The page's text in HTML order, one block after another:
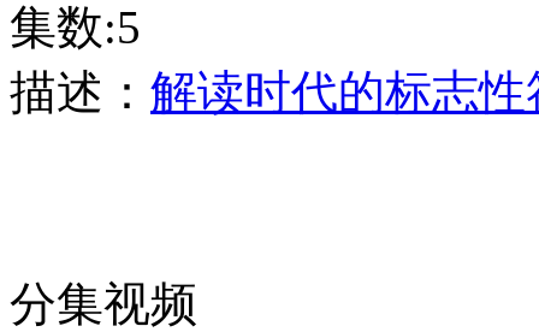
集数:5
描述： 解读时代的标志性
分集视频